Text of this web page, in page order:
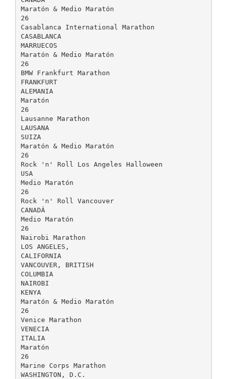
Maratón & Medio Maratón
26
Casablanca International Marathon
CASABLANCA
MARRUECOS
Maratón & Medio Maratón
26
BMW Frankfurt Marathon
FRANKFURT
ALEMANIA
Maratón
26
Lausanne Marathon
LAUSANA
SUIZA
Maratón & Medio Maratón
26
Rock 'n' Roll Los Angeles Halloween
USA
Medio Maratón
26
Rock 'n' Roll Vancouver
CANADÁ
Medio Maratón
26
Nairobi Marathon
LOS ANGELES,
CALIFORNIA
VANCOUVER, BRITISH
COLUMBIA
NAIROBI
KENYA
Maratón & Medio Maratón
26
Venice Marathon
VENECIA
ITALIA
Maratón
26
Marine Corps Marathon
WASHINGTON, D.C.